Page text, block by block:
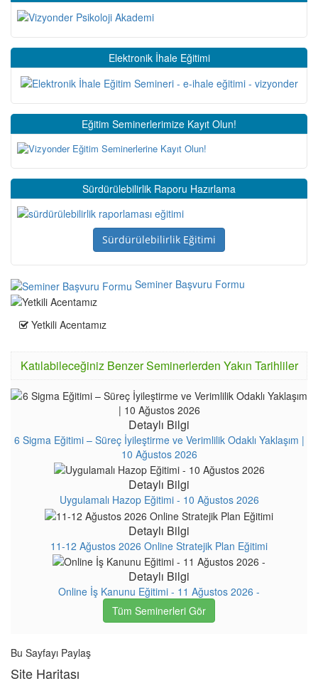
Elektronik İhale Eğitimi
Eğitim Seminerlerimize Kayıt Olun!
Sürdürülebilirlik Raporu Hazırlama
Sürdürülebilirlik Eğitimi
Seminer Başvuru Formu
Yetkili Acentamız
Katılabileceğiniz Benzer Seminerlerden Yakın Tarihliler
Detaylı Bilgi
6 Sigma Eğitimi – Süreç İyileştirme ve Verimlilik Odaklı Yaklaşım |
10 Ağustos 2026
Detaylı Bilgi
Uygulamalı Hazop Eğitimi - 10 Ağustos 2026
Detaylı Bilgi
11-12 Ağustos 2026 Online Stratejik Plan Eğitimi
Detaylı Bilgi
Online İş Kanunu Eğitimi - 11 Ağustos 2026 -
Tüm Seminerleri Gör
Bu Sayfayı Paylaş
Site Haritası